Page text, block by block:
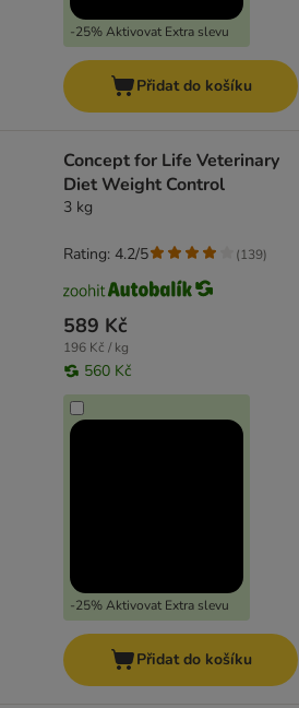
-25% Aktivovat Extra slevu
Přidat do košíku
Concept for Life Veterinary
Diet Weight Control
3 kg
589 Kč
196 Kč / kg
560 Kč
-25% Aktivovat Extra slevu
Rating: 4.2/5 (139)
Přidat do košíku